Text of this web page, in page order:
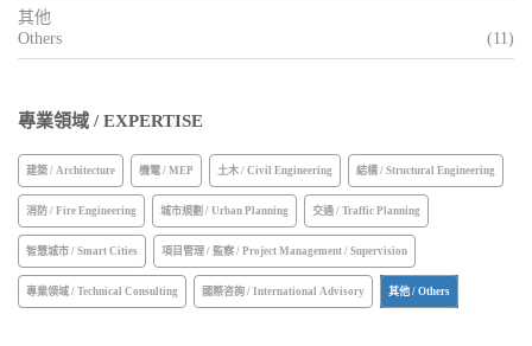
其他
Others
(11)
專業領域 / EXPERTISE
建築 / Architecture 機電 / MEP 土木 / Civil Engineering 結構 / Structural Engineering
消防 / Fire Engineering 城市規劃 / Urban Planning 交通 / Traffic Planning
智慧城市 / Smart Cities 項目管理 / 監察 / Project Management / Supervision
專業領域 / Technical Consulting 國際咨詢 / International Advisory 其他 / Others